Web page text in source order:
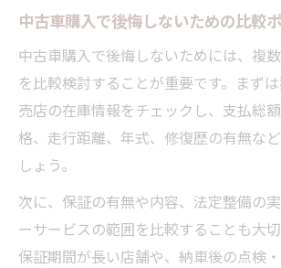
狭山市中古車買取で高く売却
中古車査定アップのための事
下取り額を上げる中古車選び
中古車買取を活用した乗り換
ト
狭山市中古車の充実サポートを比較
中古車購入後のアフターサー
較
狭山市中古車販売店ごとのサ
中古車購入で後悔しないための比較
中古車購入で後悔しないためには、複
を比較検討することが重要です。まず
売店の在庫情報をチェックし、支払総
格、走行距離、年式、修復歴の有無な
しょう。
次に、保証の有無や内容、法定整備の
ーサービスの範囲を比較することも大切
保証期間が長い店舗や、納車後の点検